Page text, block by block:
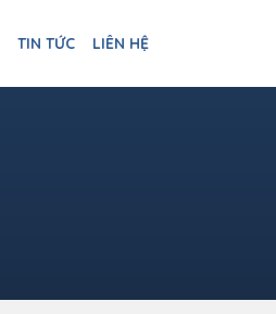
TIN TỨC LIÊN HỆ